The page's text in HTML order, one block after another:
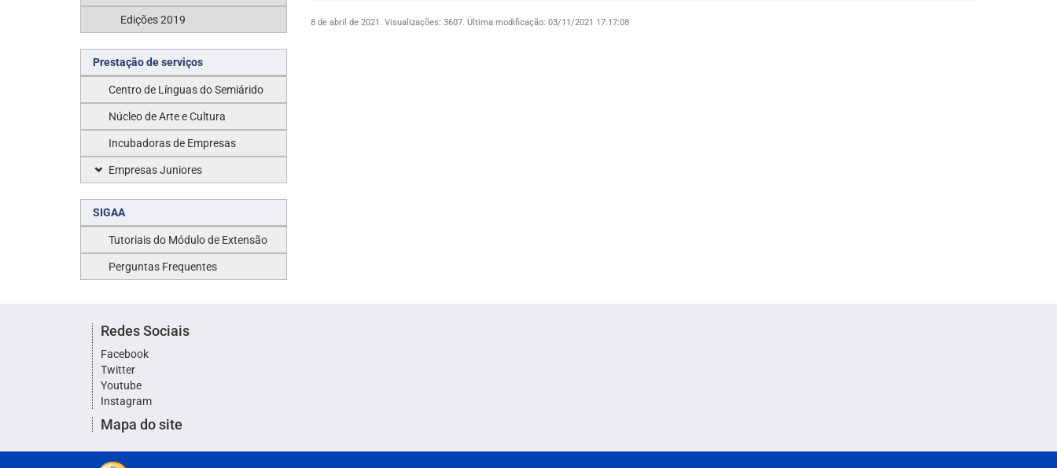
Edições 2019
Prestação de serviços
Centro de Línguas do Semiárido
Núcleo de Arte e Cultura
Incubadoras de Empresas
Empresas Juniores
SIGAA
Tutoriais do Módulo de Extensão
Perguntas Frequentes
8 de abril de 2021. Visualizações: 3607. Última modificação: 03/11/2021 17:17:08
Redes Sociais
Facebook
Twitter
Youtube
Instagram
Mapa do site